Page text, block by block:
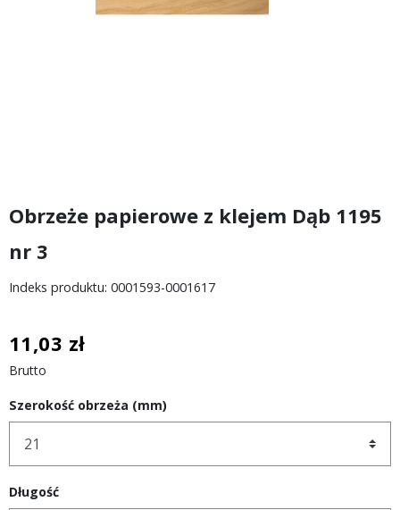
Obrzeże papierowe z klejem Dąb 1195
nr 3
Indeks produktu: 0001593-0001617
11,03 zł
Brutto
Szerokość obrzeża (mm)
Długość